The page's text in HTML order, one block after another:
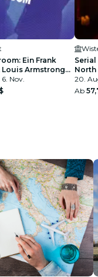
Ein Frank
Louis Armstrong
Nov.
20.
Ab